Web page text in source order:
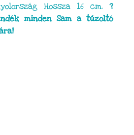
Hossza 16 cm.?
minden Sam a tűzoltó